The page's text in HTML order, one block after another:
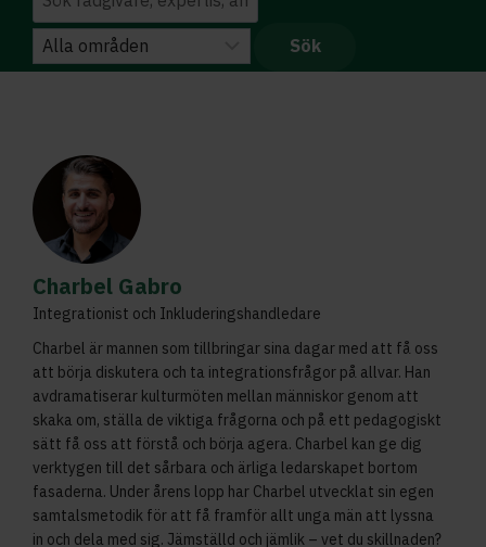
Charbel Gabro
Integrationist och Inkluderingshandledare
Charbel är mannen som tillbringar sina dagar med att få oss
att börja diskutera och ta integrationsfrågor på allvar. Han
avdramatiserar kulturmöten mellan människor genom att
skaka om, ställa de viktiga frågorna och på ett pedagogiskt
sätt få oss att förstå och börja agera. Charbel kan ge dig
verktygen till det sårbara och ärliga ledarskapet bortom
fasaderna. Under årens lopp har Charbel utvecklat sin egen
samtalsmetodik för att få framför allt unga män att lyssna
in och dela med sig. Jämställd och jämlik – vet du skillnaden?